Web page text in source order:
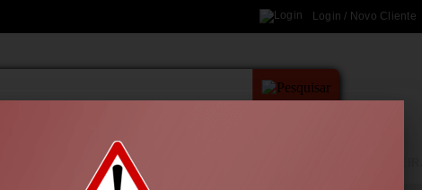
Login / Novo Cliente
LINGERIE